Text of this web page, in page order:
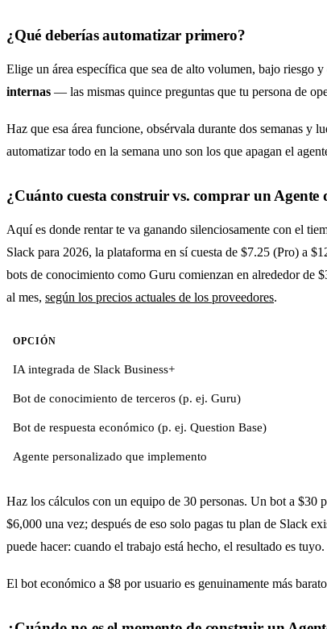
¿Qué deberías automatizar primero?
Elige un área específica que sea de alto volumen, bajo riesgo
internas — las mismas quince preguntas que tu persona de
Haz que esa área funcione, obsérvala durante dos semanas y
automatizar todo en la semana uno son los que apagan el
¿Cuánto cuesta construir vs. comprar un Agente
Aquí es donde rentar te va ganando silenciosamente con el
Slack para 2026, la plataforma en sí cuesta de $7.25 (Pro) a
bots de conocimiento como Guru comienzan en alrededor de
al mes, según los precios actuales de los proveedores.
OPCIÓN
IA integrada de Slack Business+
Bot de conocimiento de terceros (p. ej. Guru)
Bot de respuesta económico (p. ej. Question Base)
Agente personalizado que implemento
Haz los cálculos con un equipo de 30 personas. Un bot a $30
$6,000 una vez; después de eso solo pagas tu plan de Slack
puede hacer: cuando el trabajo está hecho, el resultado es
El bot económico a $8 por usuario es genuinamente más